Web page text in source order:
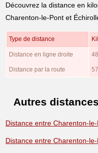
Découvrez la distance en
Charenton-le-Pont et
Type de distance
Distance en ligne droite
Distance par la route
Autres
Distance entre Charenton-
Distance entre Charenton-